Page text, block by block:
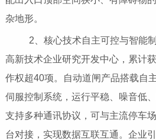
杂地形。
2、核心技术自主可控与智能制
高新技术企业研究开发中心，累计
作权超40项。自动道闸产品搭载自
伺服控制系统，运行平稳、噪音低
支持多种通讯协议，可与主流停车
台对接，实现数据互联互通。企业